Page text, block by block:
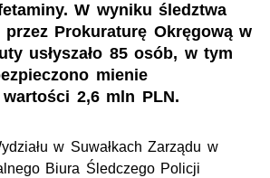
W wyniku śledztwa
przez Prokuraturę Okręgową w
usłyszało 85 osób, w tym
mienie
2,6 mln PLN.
w Suwałkach Zarządu w
Biura Śledczego Policji